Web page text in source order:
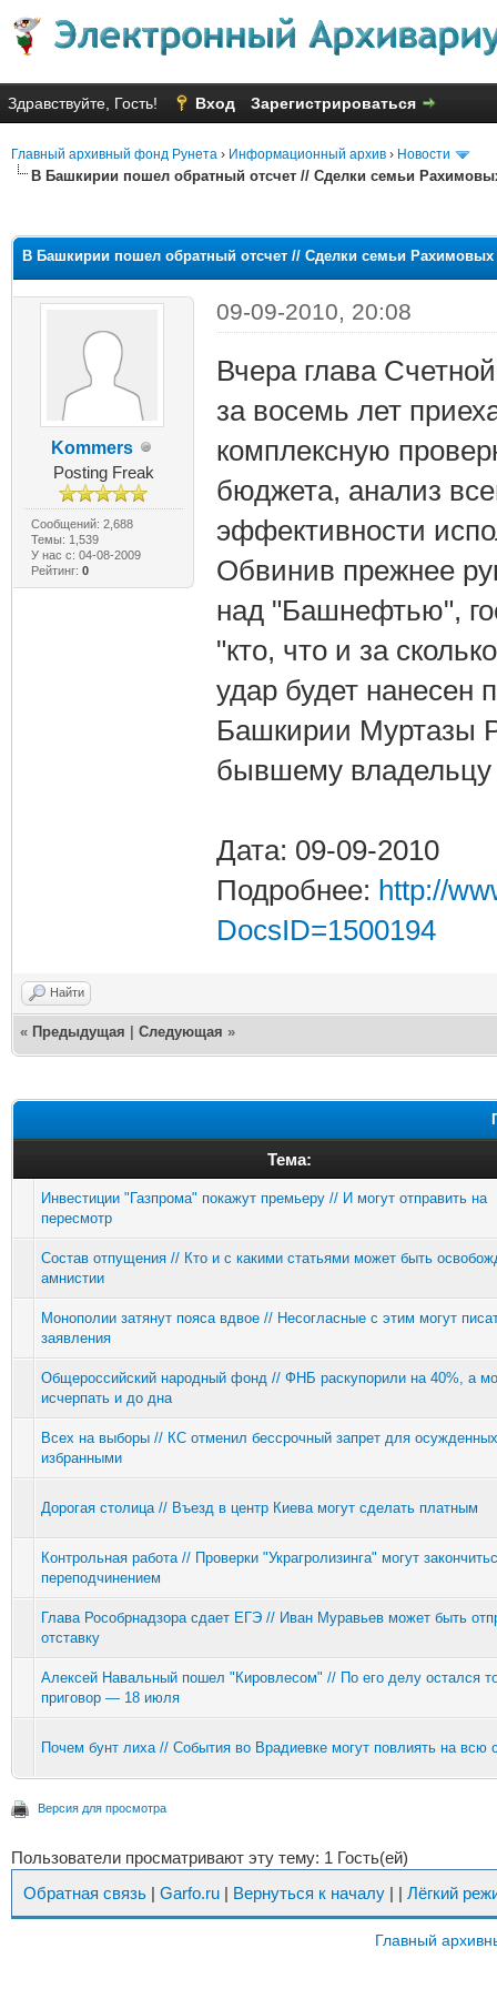
Здравствуйте, Гость! Вход Зарегистрироваться
Главный архивный фонд Рунета › Информационный архив › Новости
В Башкирии пошел обратный отсчет // Сделки семьи
В Башкирии пошел обратный отсчет // Сделки семьи
Kommers
Posting Freak
Сообщений: 2,688
Темы: 1,539
У нас с: 04-08-2009
Рейтинг: 0
09-09-2010, 20:08
Вчера глава
за восемь лет
комплексную
бюджета, анализ
эффективности
Обвинив прежнее
над "Башнефтью",
"кто, что и за
удар будет нанесен
Башкирии Муртазы
бывшему владельцу
Дата: 09-09-2010
Подробнее: http://
DocsID=1500194
Найти
« Предыдущая Следующая »
Тема:
Инвестиции "Газпрома" покажут премьеру // И могут отправить на
пересмотр
Состав отпущения // Кто и с какими статьями может быть
амнистии
Монополии затянут пояса вдвое // Несогласные с этим могут
заявления
Общероссийский народный фонд // ФНБ раскупорили на 40%, а
исчерпать и до дна
Всех на выборы // КС отменил бессрочный запрет для
избранными
Дорогая столица // Въезд в центр Киева могут сделать платным
Контрольная работа // Проверки "Украгролизинга" могут
переподчинением
Глава Рособрнадзора сдает ЕГЭ // Иван Муравьев может быть
отставку
Алексей Навальный пошел "Кировлесом" // По его делу остался
приговор — 18 июля
Почем бунт лиха // События во Врадиевке могут повлиять на всю
Версия для просмотра
Пользователи просматривают эту тему: 1 Гость(ей)
Обратная связь | Garfo.ru | Вернуться к началу | | Лёгкий
Главный